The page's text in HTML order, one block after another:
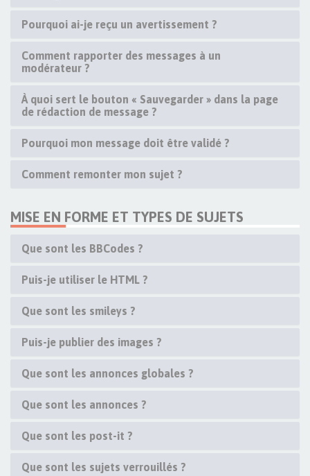
Pourquoi ai-je reçu un avertissement ?
Comment rapporter des messages à un
modérateur ?
À quoi sert le bouton « Sauvegarder » dans la page
de rédaction de message ?
Pourquoi mon message doit être validé ?
Comment remonter mon sujet ?
MISE EN FORME ET TYPES DE SUJETS
Que sont les BBCodes ?
Puis-je utiliser le HTML ?
Que sont les smileys ?
Puis-je publier des images ?
Que sont les annonces globales ?
Que sont les annonces ?
Que sont les post-it ?
Que sont les sujets verrouillés ?